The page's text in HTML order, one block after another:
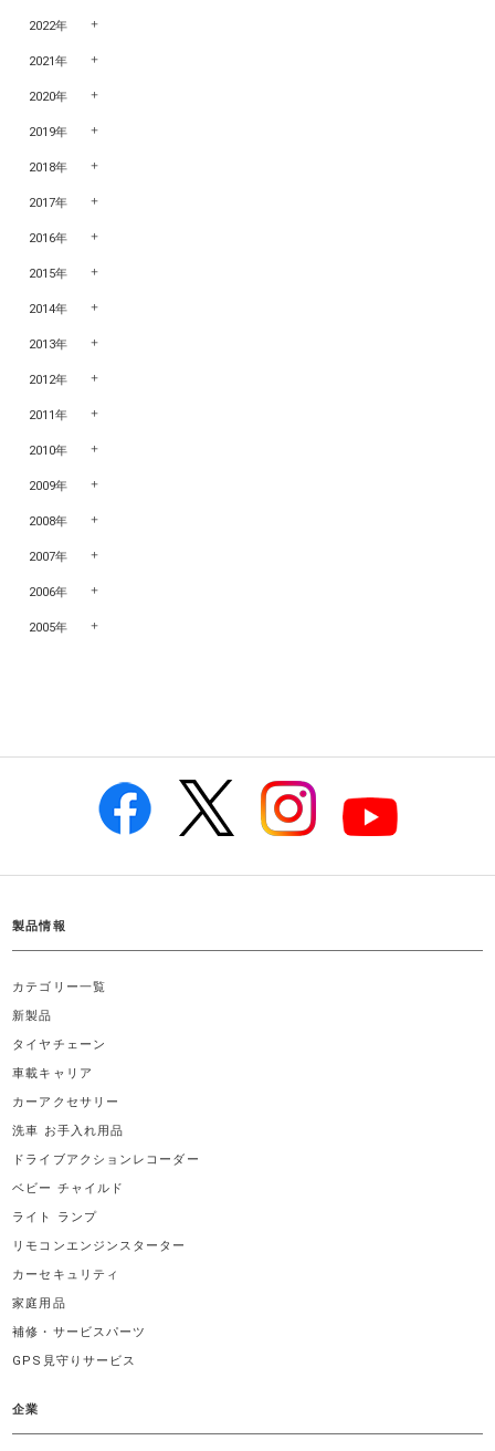
2022年
2021年
2020年
2019年
2018年
2017年
2016年
2015年
2014年
2013年
2012年
2011年
2010年
2009年
2008年
2007年
2006年
2005年
製品情報
カテゴリー一覧
新製品
タイヤチェーン
車載キャリア
カーアクセサリー
洗車 お手入れ用品
ドライブアクションレコーダー
ベビー チャイルド
ライト ランプ
リモコンエンジンスターター
カーセキュリティ
家庭用品
補修・サービスパーツ
GPS見守りサービス
企業